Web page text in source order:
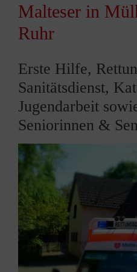
Malteser in
Ruhr
Erste Hilfe,
Sanitätsdienst,
Jugendarbeit
Seniorinnen &